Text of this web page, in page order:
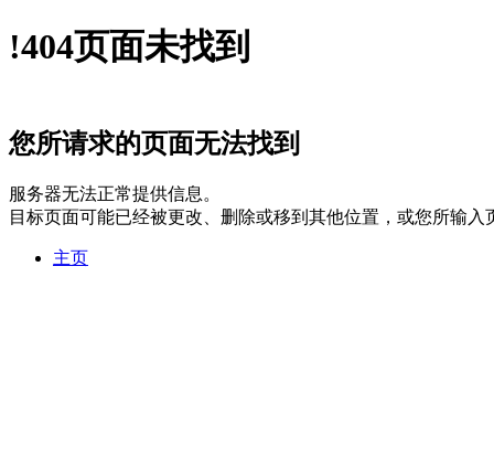
!404页面未找到
您所请求的页面无法找到
服务器无法正常提供信息。
目标页面可能已经被更改、删除或移到其他位置，或您所输入
主页